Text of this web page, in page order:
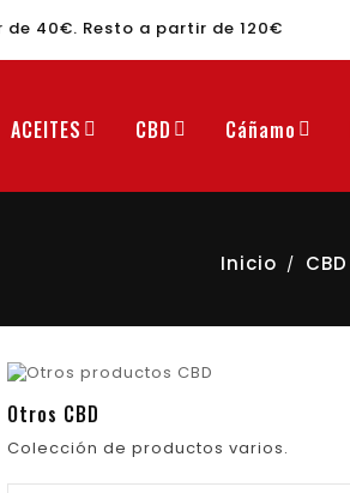
40€. Resto a partir de 120€
ACEITES CBD Cáñamo
Inicio CBD
Otros CBD
Colección de productos varios.